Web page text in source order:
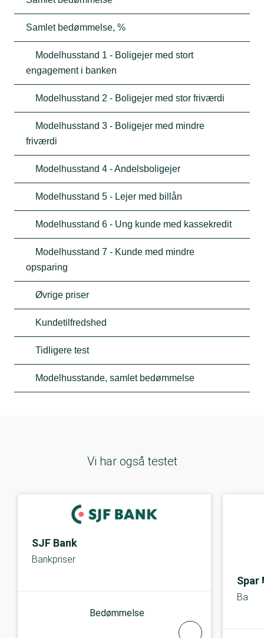
Samlet bedømmelse, %
Modelhusstand 1 - Boligejer med stort
engagement i banken
Modelhusstand 2 - Boligejer med stor friværdi
Modelhusstand 3 - Boligejer med mindre
friværdi
Modelhusstand 4 - Andelsboligejer
Modelhusstand 5 - Lejer med billån
Modelhusstand 6 - Ung kunde med kassekredit
Modelhusstand 7 - Kunde med mindre
opsparing
Øvrige priser
Kundetilfredshed
Tidligere test
Modelhusstande, samlet bedømmelse
Vi har også testet
SJF Bank
Bankpriser
Bedømmelse
Spar